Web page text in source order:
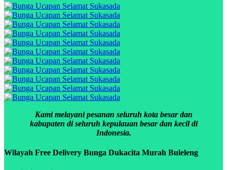
Kami melayani pesanan seluruh kota besar dan
kabupaten di seluruh kepulauan besar dan kecil di
Indonesia.
Wilayah Free Delivery Bunga Dukacita Murah Buleleng